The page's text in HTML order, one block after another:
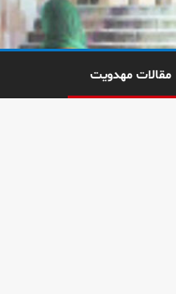
مقالات مهدویت